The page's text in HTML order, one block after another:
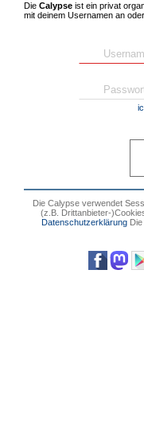
Die Calypse ist ein privat
mit deinem Usernamen an oder
Die Calypse verwendet
(z.B. Drittanbieter-
Datenschutzerklärung